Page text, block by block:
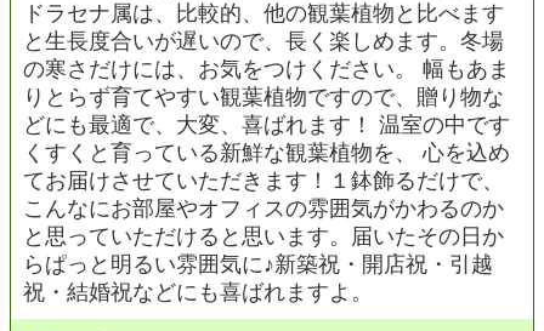
ドラセナ属は、比較的、他の観葉植物と比べます
と生長度合いが遅いので、長く楽しめます。冬場
の寒さだけには、お気をつけください。 幅もあま
りとらず育てやすい観葉植物ですので、贈り物な
どにも最適で、大変、喜ばれます！ 温室の中です
くすくと育っている新鮮な観葉植物を、 心を込め
てお届けさせていただきます！１鉢飾るだけで、
こんなにお部屋やオフィスの雰囲気がかわるのか
と思っていただけると思います。届いたその日か
らぱっと明るい雰囲気に♪新築祝・開店祝・引越
祝・結婚祝などにも喜ばれますよ。